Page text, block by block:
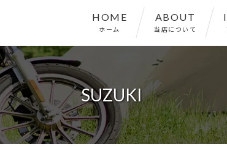
HOME
ホーム
ABOUT
当店について
SUZUKI